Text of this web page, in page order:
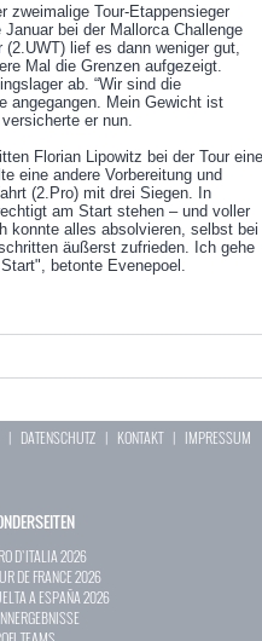
zweimalige Tour-Etappensieger
bei der Mallorca Challenge
lief es dann weniger gut,
Mal die Grenzen aufgezeigt.
ab. “Wir sind die
angegangen. Mein Gewicht ist
er nun.
Florian Lipowitz bei der Tour eine
eine andere Vorbereitung und
(2.Pro) mit drei Siegen. In
am Start stehen – und voller
konnte alles absolvieren, selbst bei
äußerst zufrieden. Ich gehe
betonte Evenepoel.
| DATENSCHUTZ | KONTAKT| IMPRESSUM
D`ITALIA 2026
DE FRANCE 2026
A ESPAÑA 2026